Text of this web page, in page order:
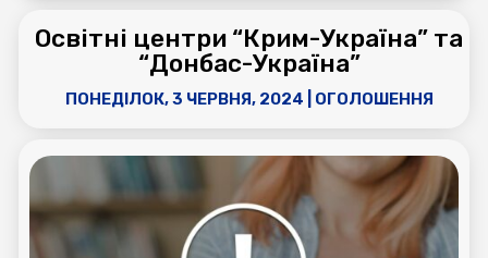
Освітні центри “Крим-Україна” та
“Донбас-Україна”
ПОНЕДІЛОК, 3 ЧЕРВНЯ, 2024 ОГОЛОШЕННЯ